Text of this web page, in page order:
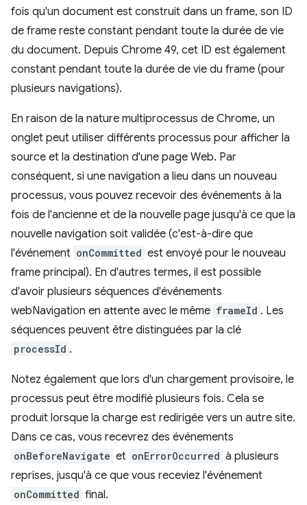
fois qu'un document est construit dans un frame, son ID
de frame reste constant pendant toute la durée de vie
du document. Depuis Chrome 49, cet ID est également
constant pendant toute la durée de vie du frame (pour
plusieurs navigations).
En raison de la nature multiprocessus de Chrome, un
onglet peut utiliser différents processus pour afficher la
source et la destination d'une page Web. Par
conséquent, si une navigation a lieu dans un nouveau
processus, vous pouvez recevoir des événements à la
fois de l'ancienne et de la nouvelle page jusqu'à ce que la
nouvelle navigation soit validée (c'est-à-dire que
l'événement onCommitted est envoyé pour le nouveau
frame principal). En d'autres termes, il est possible
d'avoir plusieurs séquences d'événements
webNavigation en attente avec le même frameId . Les
séquences peuvent être distinguées par la clé
processId .
Notez également que lors d'un chargement provisoire, le
processus peut être modifié plusieurs fois. Cela se
produit lorsque la charge est redirigée vers un autre site.
Dans ce cas, vous recevrez des événements
onBeforeNavigate et onErrorOccurred à plusieurs
reprises, jusqu'à ce que vous receviez l'événement
onCommitted final.